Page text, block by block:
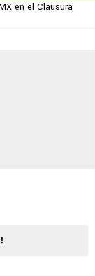
en el Clausura